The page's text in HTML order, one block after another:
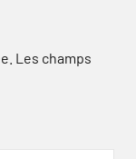
Les champs